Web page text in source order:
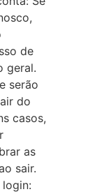
de
geral.
serão
do
casos,
as
sair.